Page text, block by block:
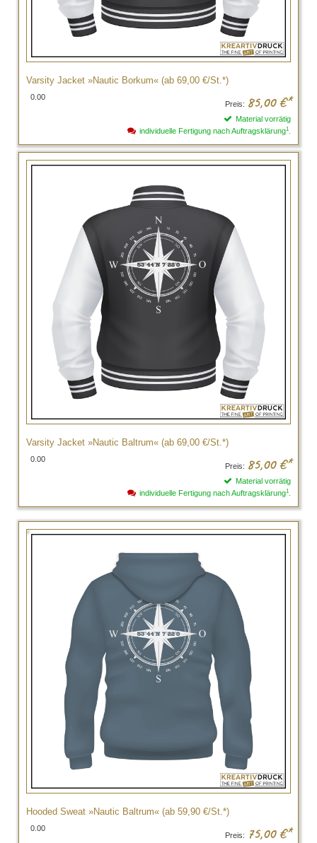
Varsity Jacket »Nautic Borkum« (ab 69,00 €/St.*)
0.00
Preis: 85,00 €*
Material vorrätig
individuelle Fertigung nach Auftragsklärung1
Varsity Jacket »Nautic Baltrum« (ab 69,00 €/St.*)
0.00
Preis: 85,00 €*
Material vorrätig
individuelle Fertigung nach Auftragsklärung1
Hooded Sweat »Nautic Baltrum« (ab 59,90 €/St.*)
0.00
Preis: 75,00 €*